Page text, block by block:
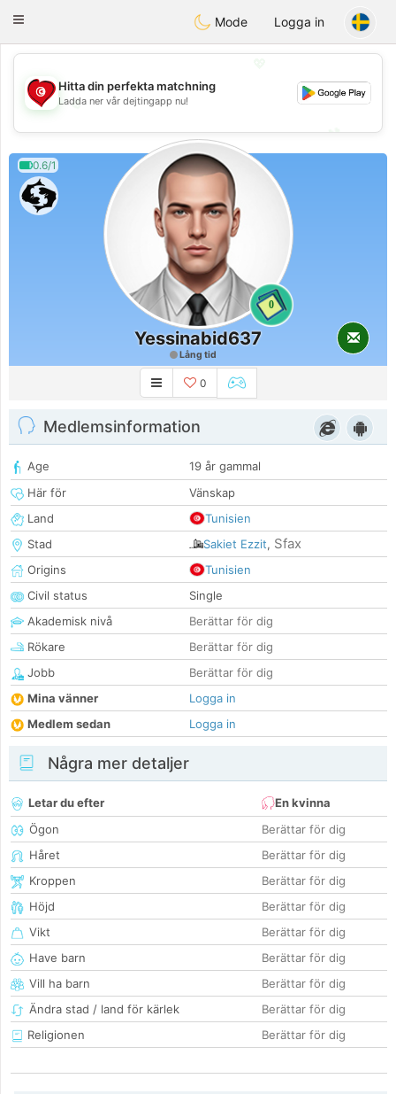
Tunisia Dating
Toggle
Mode Logga in
💖
💕
💕
Hitta din perfekta matchning
Ladda ner vår dejtingapp nu!
0.6/1
0
Yessinabid637
Lång tid
0
Medlemsinformation
Age
19 år gammal
Här för
Vänskap
Land
Tunisien
Stad
Sakiet Ezzit, Sfax
Origins
Tunisien
Civil status
Single
Akademisk nivå
Berättar för dig
Rökare
Berättar för dig
Jobb
Berättar för dig
Mina vänner
Logga in
Medlem sedan
Logga in
Några mer detaljer
Letar du efter
En kvinna
Ögon
Berättar för dig
Håret
Berättar för dig
Kroppen
Berättar för dig
Höjd
Berättar för dig
Vikt
Berättar för dig
Have barn
Berättar för dig
Vill ha barn
Berättar för dig
Ändra stad / land för kärlek
Berättar för dig
Religionen
Berättar för dig